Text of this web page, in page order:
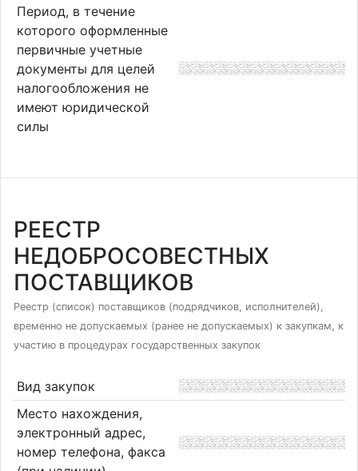
Период, в течение
которого оформленные
первичные учетные
документы для целей
налогообложения не
имеют юридической
силы
РЕЕСТР
НЕДОБРОСОВЕСТНЫХ
ПОСТАВЩИКОВ
Реестр (список) поставщиков (подрядчиков, исполнителей),
временно не допускаемых (ранее не допускаемых) к закупкам, к
участию в процедурах государственных закупок
Вид закупок
Место нахождения,
электронный адрес,
номер телефона, факса